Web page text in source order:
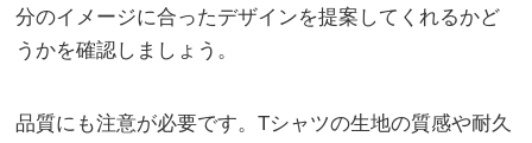
分のイメージに合ったデザインを提案してくれるかど
うかを確認しましょう。
品質にも注意が必要です。Tシャツの生地の質感や耐久